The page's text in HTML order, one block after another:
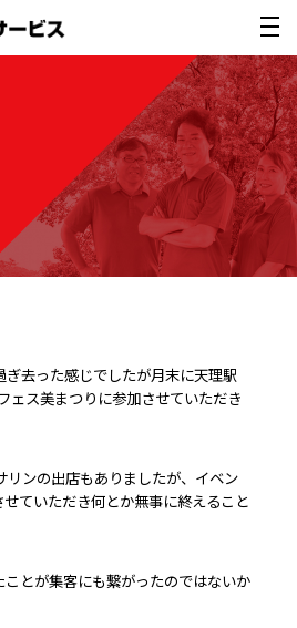
去った感じでしたが月末に天理駅
ェス美まつりに参加させていただき
リンの出店もありましたが、イベン
せていただき何とか無事に終えること
とが集客にも繋がったのではないか